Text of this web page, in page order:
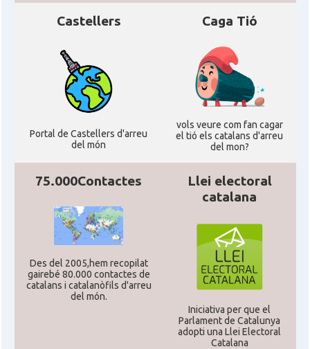
Castellers
Portal de Castellers d'arreu
del món
Caga Tió
vols veure com fan cagar
el tió els catalans d'arreu
del mon?
75.000Contactes
Des del 2005,hem recopilat
gairebé 80.000 contactes de
catalans i catalanòfils d'arreu
del món.
Llei electoral
catalana
Iniciativa per que el
Parlament de Catalunya
adopti una Llei Electoral
Catalana